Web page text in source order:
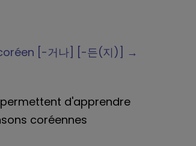
[-거나] [-든(지)] →
d'apprendre
coréennes